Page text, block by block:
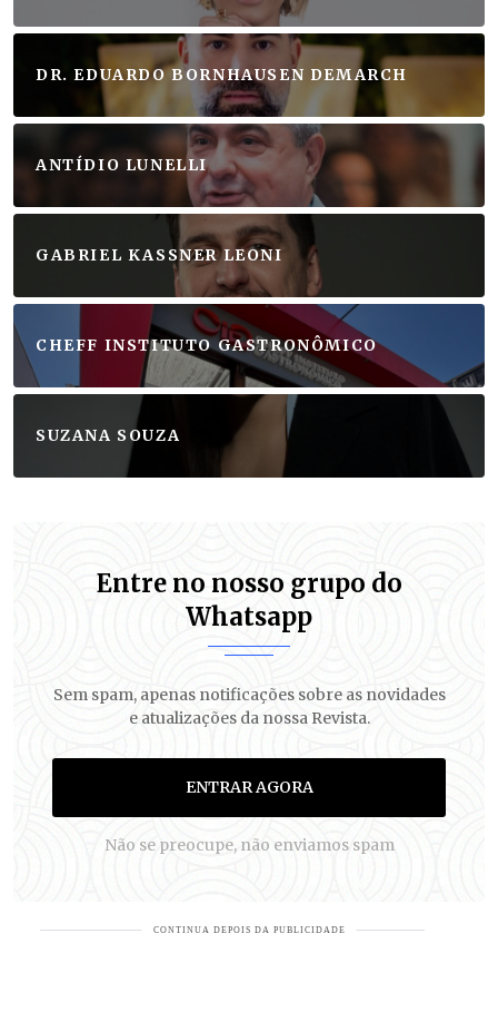
DR. EDUARDO BORNHAUSEN DEMARCH
ANTÍDIO LUNELLI
GABRIEL KASSNER LEONI
CHEFF INSTITUTO GASTRONÔMICO
SUZANA SOUZA
Entre no nosso grupo do
Whatsapp
Sem spam, apenas notificações sobre as novidades
e atualizações da nossa Revista.
ENTRAR AGORA
Não se preocupe, não enviamos spam